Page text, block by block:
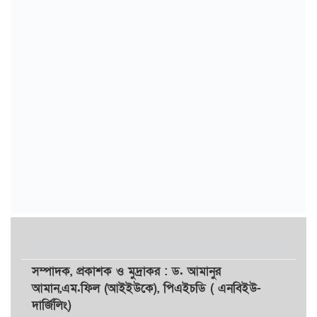
সম্পাদক, প্রকাশকওমুদ্রাকর: ড. আমানুর
আমান,এম.ফিল (আইইউকে), পিএইচডি ( এনবিইউ-
দার্জিলিং)